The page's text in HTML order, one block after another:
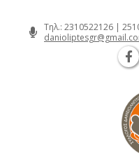
Τηλ.: 2310522126 |